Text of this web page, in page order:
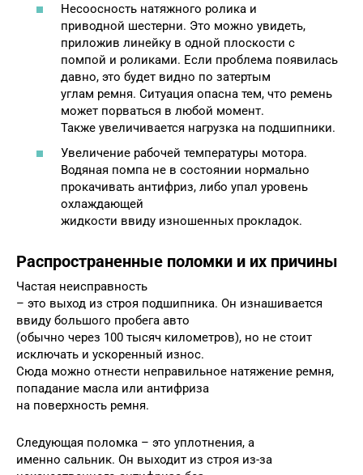
Несоосность натяжного ролика и
приводной шестерни. Это можно увидеть,
приложив линейку в одной плоскости с
помпой и роликами. Если проблема появилась
давно, это будет видно по затертым
углам ремня. Ситуация опасна тем, что ремень
может порваться в любой момент.
Также увеличивается нагрузка на подшипники.
Увеличение рабочей температуры мотора.
Водяная помпа не в состоянии нормально
прокачивать антифриз, либо упал уровень
охлаждающей
жидкости ввиду изношенных прокладок.
Распространенные поломки и их причины
Частая неисправность
– это выход из строя подшипника. Он изнашивается
ввиду большого пробега авто
(обычно через 100 тысяч километров), но не стоит
исключать и ускоренный износ.
Сюда можно отнести неправильное натяжение ремня,
попадание масла или антифриза
на поверхность ремня.
Следующая поломка – это уплотнения, а
именно сальник. Он выходит из строя из-за